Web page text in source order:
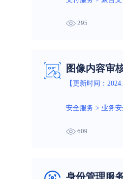
295
图像内容审
【更新时间：
安全服务 > 业务
609
身份管理服